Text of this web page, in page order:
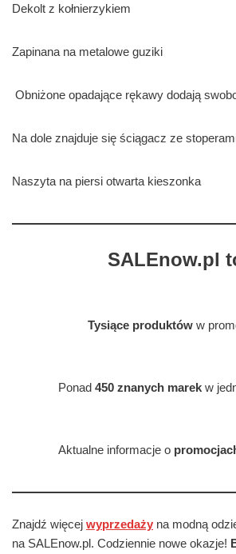
Dekolt z kołnierzykiem
Zapinana na metalowe guziki
Obniżone opadające rękawy dodają
Na dole znajduje się ściągacz ze
Naszyta na piersi otwarta kieszonka
SALEnow.pl
Tysiące produktów w
Ponad 450 znanych marek w
Aktualne informacje o
Znajdź więcej wyprzedaży na modną
na SALEnow.pl. Codziennie nowe okazje!